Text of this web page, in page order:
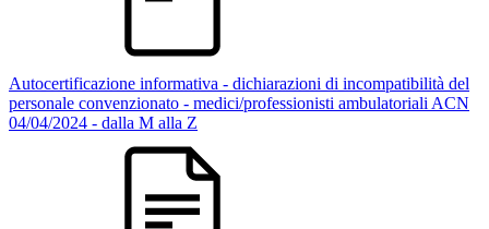
Autocertificazione informativa - dichiarazioni di incompatibilità del
personale convenzionato - medici/professionisti ambulatoriali ACN
04/04/2024 - dalla M alla Z